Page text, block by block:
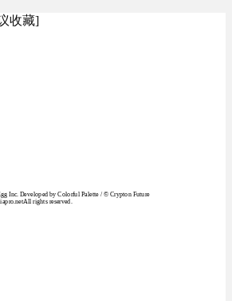
收藏]
Inc. Developed by Colorful Palette / © Crypton Future
rights reserved.